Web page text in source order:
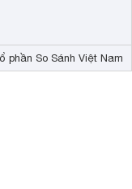
phần So Sánh Việt Nam